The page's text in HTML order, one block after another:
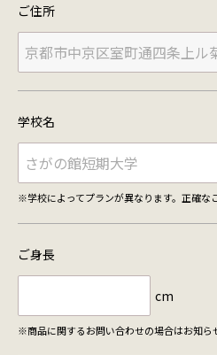
ご住所
学校名
※学校によってプランが異なります。正確な
ご身長
cm
※商品に関するお問い合わせの場合はお知ら